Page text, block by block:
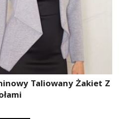
Taliowany Żakiet Z